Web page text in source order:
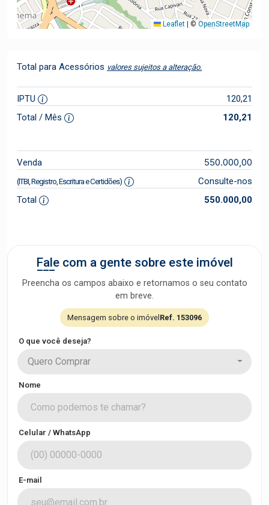
Leaflet | © OpenStreetMap
Total para Acessórios valores sujeitos a alteração.
IPTU
120,21
Total / Mês
120,21
Venda 550.000,00
(ITBI, Registro, Escritura e Certidões)
Consulte-nos
Total
550.000,00
Fale com a gente sobre este imóvel
Preencha os campos abaixo e retornamos o seu contato
em breve.
Mensagem sobre o imóvelRef. 153096
O que você deseja?
Quero Comprar
Nome
Celular / WhatsApp
E-mail